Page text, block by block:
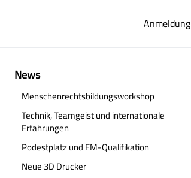
Anmeldung
News
Menschenrechtsbildungsworkshop
Technik, Teamgeist und internationale
Erfahrungen
Podestplatz und EM-Qualifikation
Neue 3D Drucker